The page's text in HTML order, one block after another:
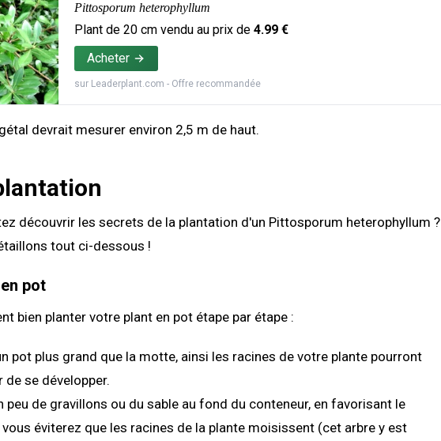
Pittosporum heterophyllum
Plant de 20 cm vendu au prix de 4.99 €
Acheter
sur Leaderplant.com - Offre recommandée
devrait mesurer environ 2,5 m de haut.
découvrir les secrets de la plantation d'un Pittosporum heterophyllum ?
tout ci-dessous !
pot
bien planter votre plant en pot étape par étape :
pot plus grand que la motte, ainsi les racines de votre plante pourront
de se développer.
peu de gravillons ou du sable au fond du conteneur, en favorisant le
éviterez que les racines de la plante moisissent (cet arbre y est